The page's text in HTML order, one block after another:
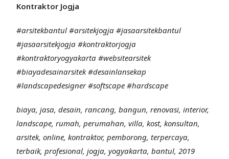
Kontraktor Jogja
#arsitekbantul #arsitekjogja #jasaarsitekbantul
#jasaarsitekjogja #kontraktorjogja
#kontraktoryogyakarta #websitearsitek
#biayadesainarsitek #desainlansekap
#landscapedesigner #softscape #hardscape
biaya, jasa, desain, rancang, bangun, renovasi, interior,
landscape, rumah, perumahan, villa, kost, konsultan,
arsitek, online, kontraktor, pemborong, terpercaya,
terbaik, profesional, jogja, yogyakarta, bantul, 2019